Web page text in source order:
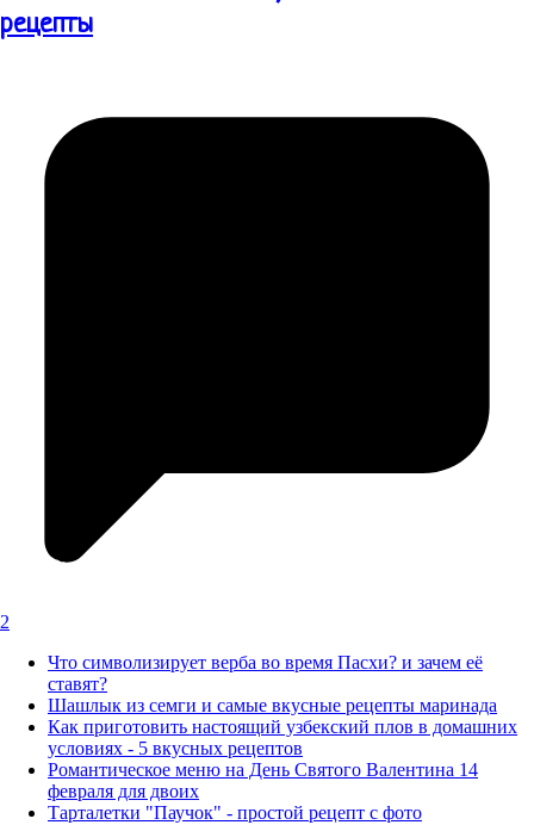
рецепты
2
Что символизирует верба во время Пасхи? и зачем её
ставят?
Шашлык из семги и самые вкусные рецепты маринада
Как приготовить настоящий узбекский плов в домашних
условиях - 5 вкусных рецептов
Романтическое меню на День Святого Валентина 14
февраля для двоих
Тарталетки "Паучок" - простой рецепт с фото